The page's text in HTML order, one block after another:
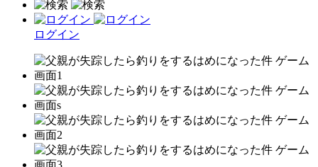
ログイン